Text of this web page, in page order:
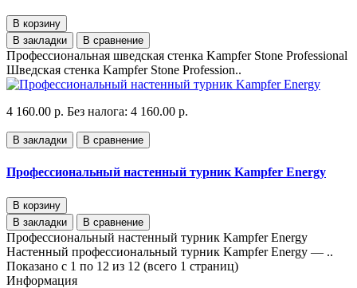
В корзину
В закладки
В сравнение
Профессиональная шведская стенка Kampfer Stone Professional
Шведская стенка Kampfer Stone Profession..
4 160.00 р. Без налога: 4 160.00 р.
В закладки В сравнение
Профессиональный настенный турник Kampfer Energy
В корзину
В закладки
В сравнение
Профессиональный настенный турник Kampfer Energy
Настенный профессиональный турник Kampfer Energy — ..
Показано с 1 по 12 из 12 (всего 1 страниц)
Информация